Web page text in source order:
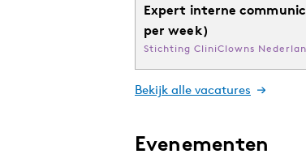
Expert interne
per week)
Stichting CliniClowns
Bekijk alle vacatures
Evenementen